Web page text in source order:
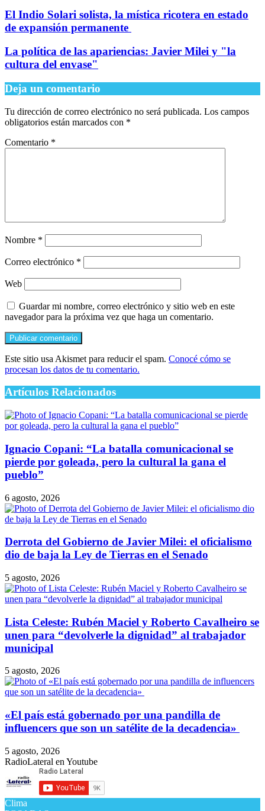
​El Indio Solari solista, la mística ricotera en estado
de expansión permanente
La política de las apariencias: Javier Milei y "la
cultura del envase"
Deja un comentario
Tu dirección de correo electrónico no será publicada. Los campos
obligatorios están marcados con *
Comentario *
Nombre *
Correo electrónico *
Web
Guardar mi nombre, correo electrónico y sitio web en este
navegador para la próxima vez que haga un comentario.
Este sitio usa Akismet para reducir el spam. Conocé cómo se
procesan los datos de tu comentario.
Artículos Relacionados
Ignacio Copani: “La batalla comunicacional se
pierde por goleada, pero la cultural la gana el
pueblo”
6 agosto, 2026
Derrota del Gobierno de Javier Milei: el oficialismo
dio de baja la Ley de Tierras en el Senado
5 agosto, 2026
Lista Celeste: Rubén Maciel y Roberto Cavalheiro se
unen para “devolverle la dignidad” al trabajador
municipal
5 agosto, 2026
​«El país está gobernado por una pandilla de
influencers que son un satélite de la decadencia»
5 agosto, 2026
RadioLateral en Youtube
Clima